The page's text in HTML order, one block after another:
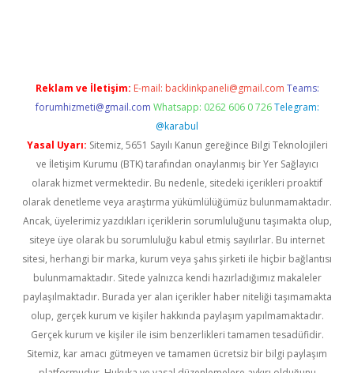
Reklam ve İletişim: E-mail: backlinkpaneli@gmail.com Teams:
forumhizmeti@gmail.com Whatsapp: 0262 606 0 726 Telegram:
@karabul
Yasal Uyarı: Sitemiz, 5651 Sayılı Kanun gereğince Bilgi Teknolojileri
ve İletişim Kurumu (BTK) tarafından onaylanmış bir Yer Sağlayıcı
olarak hizmet vermektedir. Bu nedenle, sitedeki içerikleri proaktif
olarak denetleme veya araştırma yükümlülüğümüz bulunmamaktadır.
Ancak, üyelerimiz yazdıkları içeriklerin sorumluluğunu taşımakta olup,
siteye üye olarak bu sorumluluğu kabul etmiş sayılırlar. Bu internet
sitesi, herhangi bir marka, kurum veya şahıs şirketi ile hiçbir bağlantısı
bulunmamaktadır. Sitede yalnızca kendi hazırladığımız makaleler
paylaşılmaktadır. Burada yer alan içerikler haber niteliği taşımamakta
olup, gerçek kurum ve kişiler hakkında paylaşım yapılmamaktadır.
Gerçek kurum ve kişiler ile isim benzerlikleri tamamen tesadüfidir.
Sitemiz, kar amacı gütmeyen ve tamamen ücretsiz bir bilgi paylaşım